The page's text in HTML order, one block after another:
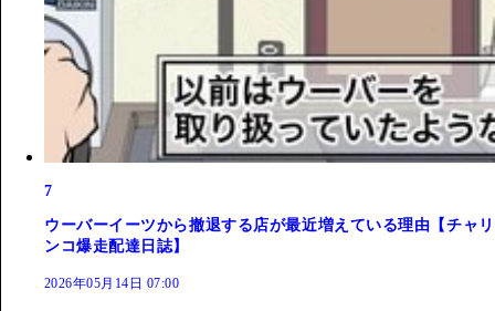
7
ウーバーイーツから撤退する店が最近増えている理由【チャリ
ンコ爆走配達日誌】
2026年05月14日 07:00